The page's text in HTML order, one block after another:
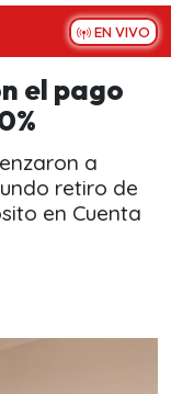
EN VIVO
el pago
a
retiro de
en Cuenta